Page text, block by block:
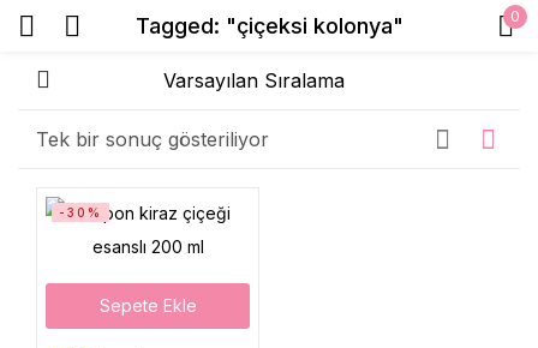
Tagged: "çiçeksi kolonya" 0
Tek bir sonuç gösteriliyor
Sepete Ekle
-30%
Sign in
Beni Hatırla
Giriş Yap